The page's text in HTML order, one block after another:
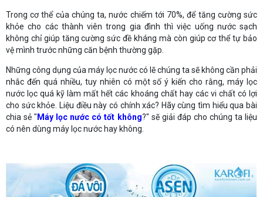
Trong cơ thể của chúng ta, nước chiếm tới 70%, để tăng cường sức
khỏe cho các thành viên trong gia đình thì việc uống nước sạch
không chỉ giúp tăng cường sức đề kháng mà còn giúp cơ thể tự bảo
vệ mình trước những căn bệnh thường gặp.
Những công dụng của máy lọc nước có lẽ chúng ta sẽ không cần phải
nhắc đến quá nhiều, tuy nhiên có một số ý kiến cho rằng, máy lọc
nước lọc quá kỹ làm mất hết các khoáng chất hay các vi chất có lợi
cho sức khỏe. Liệu điều này có chính xác? Hãy cùng tìm hiểu qua bài
chia sẻ " Máy lọc nước có tốt không?" sẽ giải đáp cho chúng ta liệu
có nên dùng máy lọc nước hay không.